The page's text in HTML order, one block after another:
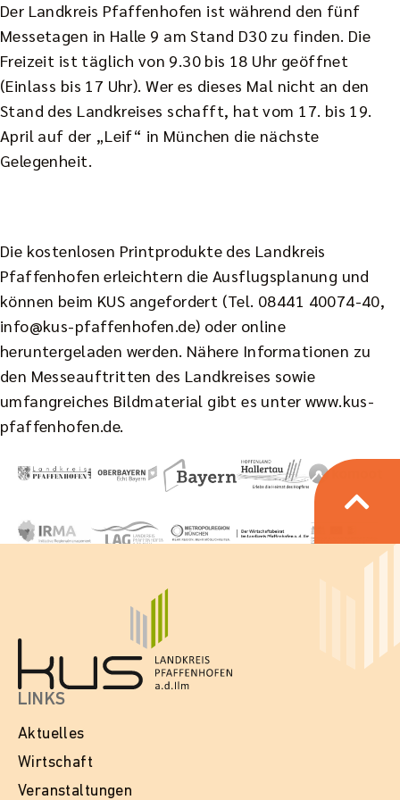
Der Landkreis Pfaffenhofen ist während den fünf
Messetagen in Halle 9 am Stand D30 zu finden. Die
Freizeit ist täglich von 9.30 bis 18 Uhr geöffnet
(Einlass bis 17 Uhr). Wer es dieses Mal nicht an den
Stand des Landkreises schafft, hat vom 17. bis 19.
April auf der „Leif“ in München die nächste
Gelegenheit.
Die kostenlosen Printprodukte des Landkreis
Pfaffenhofen erleichtern die Ausflugsplanung und
können beim KUS angefordert (Tel. 08441 40074-40,
info@kus-pfaffenhofen.de) oder online
heruntergeladen werden. Nähere Informationen zu
den Messeauftritten des Landkreises sowie
umfangreiches Bildmaterial gibt es unter www.kus-
pfaffenhofen.de.
LINKS
Aktuelles
Wirtschaft
Veranstaltungen